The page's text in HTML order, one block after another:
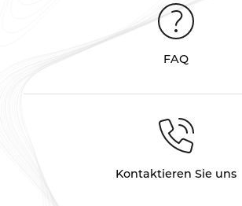
FAQ
Kontaktieren Sie uns